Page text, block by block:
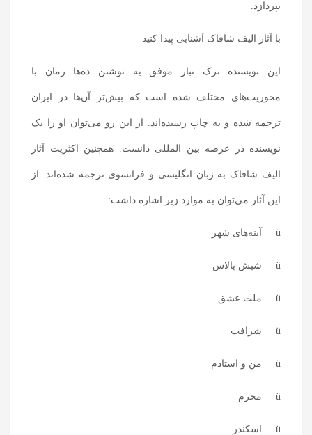
بپردازد.
با آثار الیف شافاک آشنایی پیدا کنید
این نویسنده ترک تبار موفق به نوشتن ده‌ها رمان با
محوریت‌های مختلف شده است که بیش‌تر آن‌ها در ایران
ترجمه شده و به چاپ رسیده‌اند. از این رو می‌توان او را یک
نویسنده در عرصه بین المللی دانست. همچنین اکثریت آثار
الیف شافاک به زبان انگلیسی و فرانسوی ترجمه شده‌اند. از
این آثار می‌توان به موارد زیر اشاره داشت:
ü آینه‌های شهر
ü شپش پالاس
ü ملت عشق
ü شرافت
ü من و استادم
ü محرم
ü اسکندر